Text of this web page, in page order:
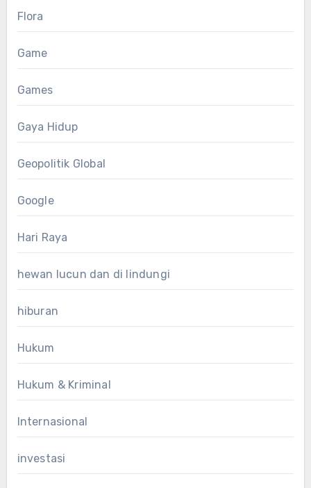
Flora
Game
Games
Gaya Hidup
Geopolitik Global
Google
Hari Raya
hewan lucun dan di lindungi
hiburan
Hukum
Hukum & Kriminal
Internasional
investasi